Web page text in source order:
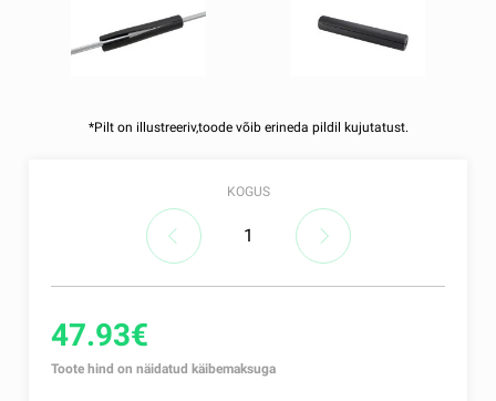
*Pilt on illustreeriv,toode võib erineda pildil kujutatust.
KOGUS
47.93€
Toote hind on näidatud käibemaksuga